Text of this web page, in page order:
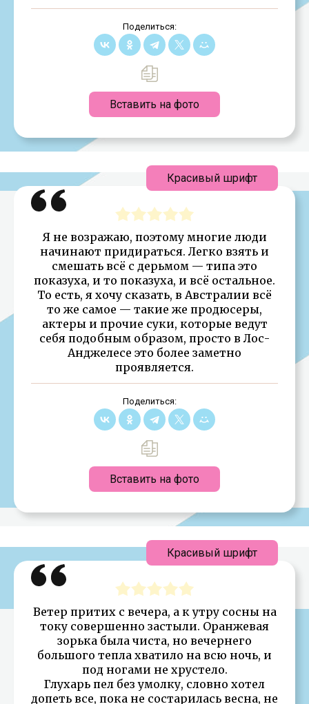
Поделиться:
Вставить на фото
Я не возражаю, поэтому многие люди
начинают придираться. Легко взять и
смешать всё с дерьмом — типа это
показуха, и то показуха, и всё остальное.
То есть, я хочу сказать, в Австралии всё
то же самое — такие же продюсеры,
актеры и прочие суки, которые ведут
себя подобным образом, просто в Лос-
Анджелесе это более заметно
проявляется.
Поделиться:
Вставить на фото
Красивый шрифт
Ветер притих с вечера, а к утру сосны на
току совершенно застыли. Оранжевая
зорька была чиста, но вечернего
большого тепла хватило на всю ночь, и
под ногами не хрустело.
Глухарь пел без умолку, словно хотел
допеть все, пока не состарилась весна, не
Красивый шрифт